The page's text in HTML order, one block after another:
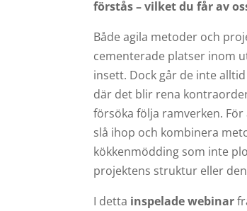
förstås – vilket du får av
Både agila metoder och
cementerade platser inom
insett. Dock går de inte
där det blir rena
försöka följa ramverken.
slå ihop och kombinera
kökkenmödding som inte
projektens struktur eller
I detta inspelade webinar